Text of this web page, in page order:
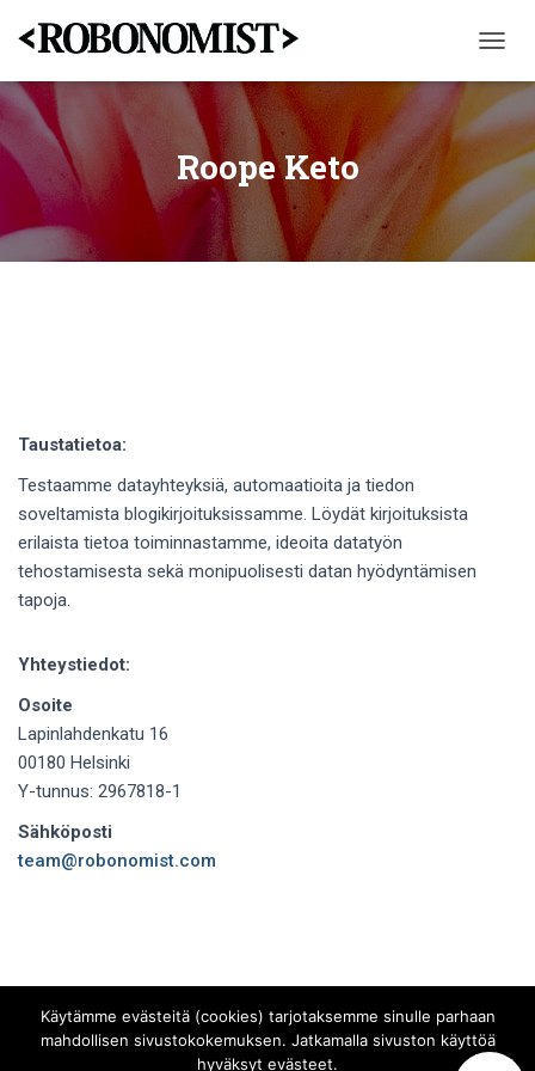
Roope Keto
Taustatietoa:
Testaamme datayhteyksiä, automaatioita ja tiedon
soveltamista blogikirjoituksissamme. Löydät kirjoituksista
erilaista tietoa toiminnastamme, ideoita datatyön
tehostamisesta sekä monipuolisesti datan hyödyntämisen
tapoja.
Yhteystiedot:
Osoite
Lapinlahdenkatu 16
00180 Helsinki
Y-tunnus: 2967818-1
Sähköposti
team@robonomist.com
Käytämme evästeitä (cookies) tarjotaksemme sinulle parhaan
mahdollisen sivustokokemuksen. Jatkamalla sivuston käyttöä
hyväksyt evästeet.